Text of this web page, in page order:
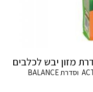
מזון יבש לכלבים